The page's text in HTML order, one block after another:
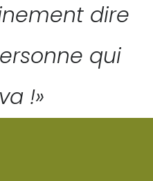
dire
qui
!»